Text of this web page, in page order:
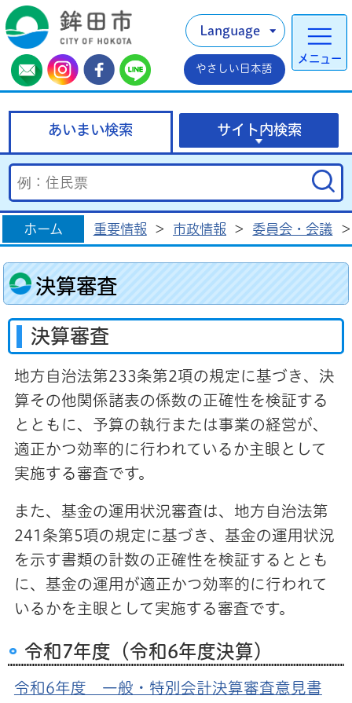
メニュー
Language
やさしい日本語
あいまい検索 サイト内検索
ホーム 重要情報 > 市政情報 > 委員会・会議 >
決算審査
決算審査
地方自治法第233条第2項の規定に基づき、決
算その他関係諸表の係数の正確性を検証する
とともに、予算の執行または事業の経営が、
適正かつ効率的に行われているか主眼として
実施する審査です。
また、基金の運用状況審査は、地方自治法第
241条第5項の規定に基づき、基金の運用状況
を示す書類の計数の正確性を検証するととも
に、基金の運用が適正かつ効率的に行われて
いるかを主眼として実施する審査です。
令和7年度（令和6年度決算）
令和6年度 一般・特別会計決算審査意見書